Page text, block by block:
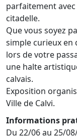
parfaitement
citadelle.
Que vous soyez
simple curieux
lors de votre
une halte
calvais.
Exposition
Ville de Calvi.
Informations
Du 22/06 au 25/